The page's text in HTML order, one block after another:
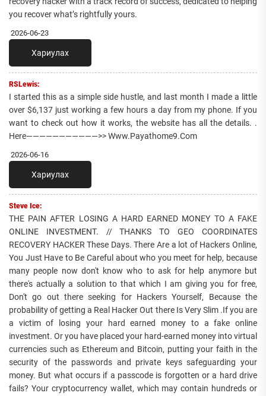
you recover what’s rightfully yours.
2026-06-23
Хариулах
RSLewis:
I started this as a simple side hustle, and last month I made a little
over $6,137 just working a few hours a day from my phone. If you
want to check out how it works, the website has all the details. .
Here———————————>> Www.Payathome9.Com
2026-06-16
Хариулах
Steve Ice:
THE PAIN AFTER LOSING A HARD EARNED MONEY TO A FAKE
ONLINE INVESTMENT. // THANKS TO GEO COORDINATES
RECOVERY HACKER These Days. There Are a lot of Hackers Online,
You Just Have to Be Careful about who you meet for help, because
many people now don't know who to ask for help anymore but
there's actually a solution to that which I am giving you for free,
Don't go out there seeking for Hackers Yourself, Because the
probability of getting a Real Hacker Out there Is Very Slim .If you are
a victim of losing your hard earned money to a fake online
investment. Or you have placed your hard-earned money into virtual
currencies such as Ethereum and Bitcoin, putting your faith in the
security of the passwords and private keys safeguarding your
money. But what occurs if a passcode is forgotten or a hard drive
fails? Your cryptocurrency wallet, which may contain hundreds or